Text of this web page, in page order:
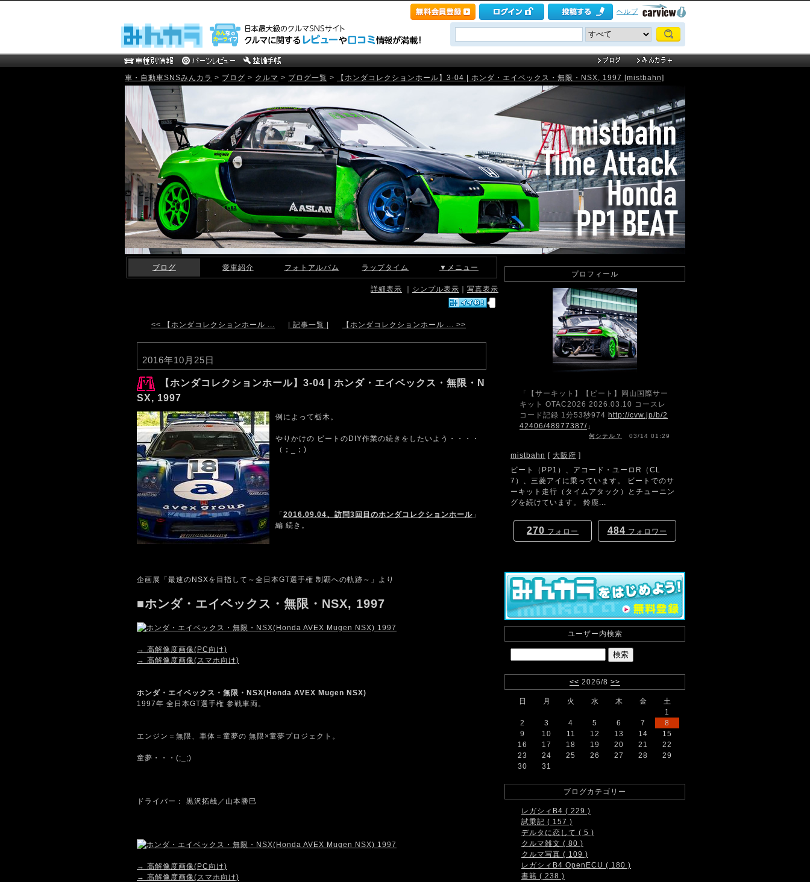
ヘルプ
車・自動車SNSみんカラ > ブログ > クルマ > ブログ一覧 > 【ホンダコレクションホール】3-04 | ホンダ・エイベックス・無限・NSX, 1997 [mistbahn]
mistbahn MOTOR WEB Blog
ブログ 愛車紹介 フォトアルバム ラップタイム ▼メニュー
詳細表示 シンプル表示 写真表示
<< 【ホンダコレクションホール ... | 記事一覧 | 【ホンダコレクションホール ... >>
2016年10月25日
【ホンダコレクションホール】3-04 | ホンダ・エイベックス・無限・N
SX, 1997
例によって栃木。
やりかけの ビートのDIY作業の続きをしたいよう・・・・
（；_；)
「2016.09.04、訪問3回目のホンダコレクションホール 」
編 続き。
企画展「最速のNSXを目指して～全日本GT選手権 制覇への軌跡～」より
■ホンダ・エイベックス・無限・NSX, 1997
→ 高解像度画像(PC向け)
→ 高解像度画像(スマホ向け)
ホンダ・エイベックス・無限・NSX(Honda AVEX Mugen NSX)
1997年 全日本GT選手権 参戦車両。
エンジン＝無限、車体＝童夢の 無限×童夢プロジェクト。
童夢・・・(;_;)
ドライバー： 黒沢拓哉／山本勝巳
→ 高解像度画像(PC向け)
→ 高解像度画像(スマホ向け)
プロフィール
「【サーキット】【ビート】岡山国際サー
キット OTAC2026 2026.03.10 コースレ
コード記録 1分53秒974 http://cvw.jp/b/2
42406/48977387/ 」
何シテル？ 03/14 01:29
mistbahn [ 大阪府 ]
ビート（PP1）、アコード・ユーロR（CL
7）、三菱アイに乗っています。 ビートでのサ
ーキット走行（タイムアタック）とチューニン
グを続けています。 鈴鹿...
270 フォロー 484 フォロワー
ユーザー内検索
<< 2026/8 >>
日 月 火 水 木 金
土
1
2
3 4 5 6 7
8
9
10 11 12 13 14
15
16
17 18 19 20 21
22
23
24 25 26 27 28
29
30
31
ブログカテゴリー
レガシィB4 ( 229 )
試乗記 ( 157 )
デルタに恋して ( 5 )
クルマ雑文 ( 80 )
クルマ写真 ( 109 )
レガシィB4 OpenECU ( 180 )
書籍 ( 238 )